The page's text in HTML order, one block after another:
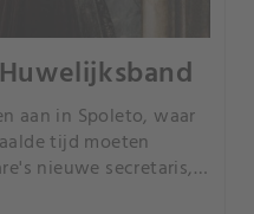
aan in Spoleto, waar
tijd moeten
nieuwe secretaris,